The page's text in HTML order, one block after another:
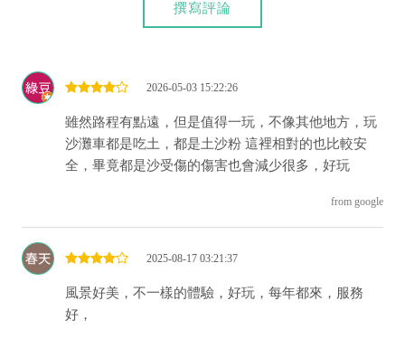
撰寫評論
2026-05-03 15:22:26
雖然路程有點遠，但是值得一玩，不像其他地方，玩
沙灘車都是吃土，都是土沙粉 這裡相對的也比較安
全，畢竟都是沙受傷的傷害也會減少很多，好玩
from google
2025-08-17 03:21:37
風景好美，不一樣的體驗，好玩，每年都來，服務
好，